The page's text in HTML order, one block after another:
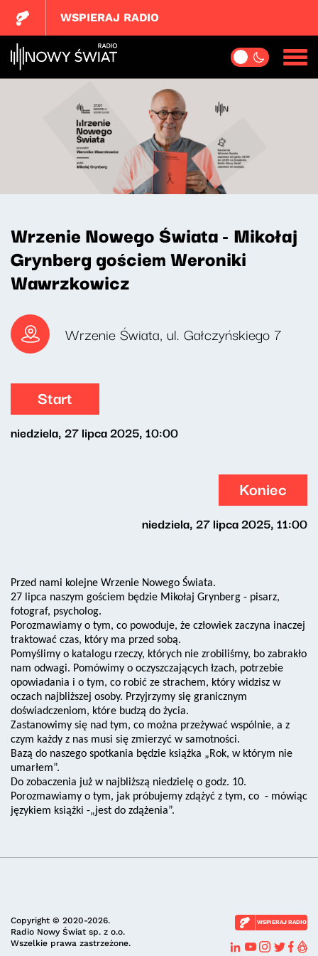
WSPIERAJ RADIO
Wrzenie Nowego Świata - Mikołaj
Grynberg gościem Weroniki
Wawrzkowicz
Wrzenie Świata, ul. Gałczyńskiego 7
Start
niedziela, 27 lipca 2025, 10:00
Koniec
niedziela, 27 lipca 2025, 11:00
Przed nami kolejne Wrzenie Nowego Świata.
27 lipca naszym gościem będzie Mikołaj Grynberg - pisarz,
fotograf, psycholog.
Porozmawiamy o tym, co powoduje, że człowiek zaczyna inaczej
traktować czas, który ma przed sobą.
Pomyślimy o katalogu rzeczy, których nie zrobiliśmy, bo zabrakło
nam odwagi. Pomówimy o oczyszczających łzach, potrzebie
opowiadania i o tym, co robić ze strachem, który widzisz w
oczach najbliższej osoby. Przyjrzymy się granicznym
doświadczeniom, które budzą do życia.
Zastanowimy się nad tym, co można przeżywać wspólnie, a z
czym każdy z nas musi się zmierzyć w samotności.
Bazą do naszego spotkania będzie książka „Rok, w którym nie
umarłem”.
Do zobaczenia już w najbliższą niedzielę o godz. 10.
Porozmawiamy o tym, jak próbujemy zdążyć z tym, co - mówiąc
językiem książki -„jest do zdążenia”.
Copyright © 2020-2026.
Radio Nowy Świat sp. z o.o.
Wszelkie prawa zastrzeżone.
WSPIERAJ RADIO